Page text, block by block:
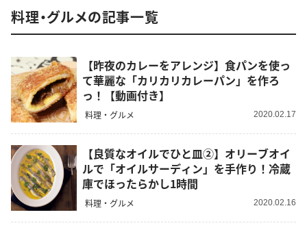
料理・グルメの記事一覧
【昨夜のカレーをアレンジ】食パンを使っ
て華麗な「カリカリカレーパン」を作ろ
っ！【動画付き】
料理・グルメ 2020.02.17
【良質なオイルでひと皿②】オリーブオイ
ルで「オイルサーディン」を手作り！冷蔵
庫でほったらかし1時間
料理・グルメ 2020.02.16